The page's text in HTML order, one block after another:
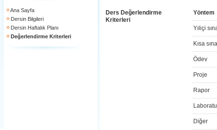
Ana Sayfa
Dersin Bilgileri
Dersin Haftalık Planı
Değerlendirme Kriterleri
Ders Değerlendirme
Kriterleri
Yöntem
Yıliçi
Kısa
Ödev
Proje
Rapor
Diğer